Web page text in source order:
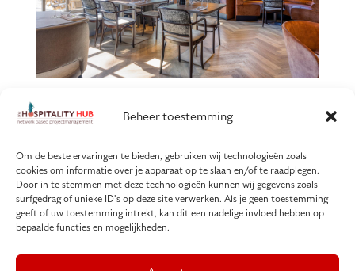
Beheer toestemming
Om de beste ervaringen te bieden, gebruiken wij technologieën zoals
cookies om informatie over je apparaat op te slaan en/of te raadplegen.
Door in te stemmen met deze technologieën kunnen wij gegevens zoals
surfgedrag of unieke ID's op deze site verwerken. Als je geen toestemming
geeft of uw toestemming intrekt, kan dit een nadelige invloed hebben op
bepaalde functies en mogelijkheden.
Copyright © The Hospitality Hub |